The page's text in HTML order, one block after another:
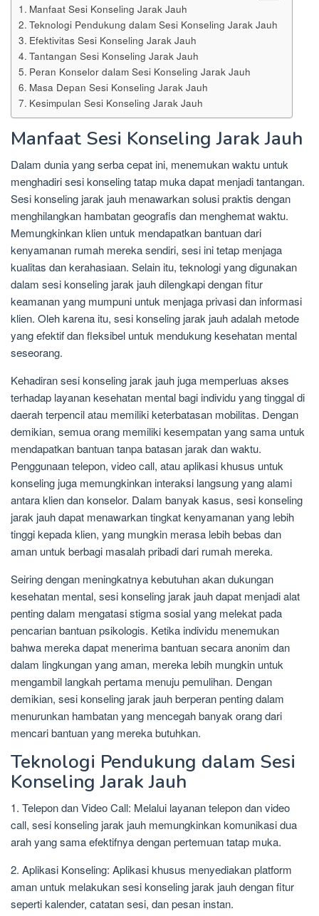
Manfaat Sesi Konseling Jarak Jauh
Teknologi Pendukung dalam Sesi Konseling Jarak Jauh
Efektivitas Sesi Konseling Jarak Jauh
Tantangan Sesi Konseling Jarak Jauh
Peran Konselor dalam Sesi Konseling Jarak Jauh
Masa Depan Sesi Konseling Jarak Jauh
Kesimpulan Sesi Konseling Jarak Jauh
Manfaat Sesi Konseling Jarak Jauh
Dalam dunia yang serba cepat ini, menemukan waktu untuk
menghadiri sesi konseling tatap muka dapat menjadi tantangan.
Sesi konseling jarak jauh menawarkan solusi praktis dengan
menghilangkan hambatan geografis dan menghemat waktu.
Memungkinkan klien untuk mendapatkan bantuan dari
kenyamanan rumah mereka sendiri, sesi ini tetap menjaga
kualitas dan kerahasiaan. Selain itu, teknologi yang digunakan
dalam sesi konseling jarak jauh dilengkapi dengan fitur
keamanan yang mumpuni untuk menjaga privasi dan informasi
klien. Oleh karena itu, sesi konseling jarak jauh adalah metode
yang efektif dan fleksibel untuk mendukung kesehatan mental
seseorang.
Kehadiran sesi konseling jarak jauh juga memperluas akses
terhadap layanan kesehatan mental bagi individu yang tinggal di
daerah terpencil atau memiliki keterbatasan mobilitas. Dengan
demikian, semua orang memiliki kesempatan yang sama untuk
mendapatkan bantuan tanpa batasan jarak dan waktu.
Penggunaan telepon, video call, atau aplikasi khusus untuk
konseling juga memungkinkan interaksi langsung yang alami
antara klien dan konselor. Dalam banyak kasus, sesi konseling
jarak jauh dapat menawarkan tingkat kenyamanan yang lebih
tinggi kepada klien, yang mungkin merasa lebih bebas dan
aman untuk berbagi masalah pribadi dari rumah mereka.
Seiring dengan meningkatnya kebutuhan akan dukungan
kesehatan mental, sesi konseling jarak jauh dapat menjadi alat
penting dalam mengatasi stigma sosial yang melekat pada
pencarian bantuan psikologis. Ketika individu menemukan
bahwa mereka dapat menerima bantuan secara anonim dan
dalam lingkungan yang aman, mereka lebih mungkin untuk
mengambil langkah pertama menuju pemulihan. Dengan
demikian, sesi konseling jarak jauh berperan penting dalam
menurunkan hambatan yang mencegah banyak orang dari
mencari bantuan yang mereka butuhkan.
Teknologi Pendukung dalam Sesi
Konseling Jarak Jauh
1. Telepon dan Video Call: Melalui layanan telepon dan video
call, sesi konseling jarak jauh memungkinkan komunikasi dua
arah yang sama efektifnya dengan pertemuan tatap muka.
2. Aplikasi Konseling: Aplikasi khusus menyediakan platform
aman untuk melakukan sesi konseling jarak jauh dengan fitur
seperti kalender, catatan sesi, dan pesan instan.